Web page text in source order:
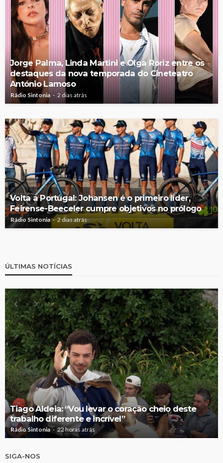
Jorge Palma, Linda Martini e Olga Roriz entre os
destaques da nova temporada do Cineteatro
António Lamoso
Rádio Sintonia 2 dias atrás
Volta a Portugal: Johansen é o primeiro líder,
Feirense-Beeceler cumpre objetivos no prólogo
Rádio Sintonia 2 dias atrás
ÚLTIMAS NOTÍCIAS
Tiago Aldeia: “Vou levar o coração cheio deste
trabalho diferente e incrível”
Rádio Sintonia 22 horas atrás
SIGA-NOS